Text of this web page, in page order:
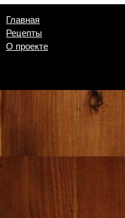
Главная
Рецепты
О проекте